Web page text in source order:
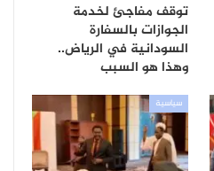
توقف مفاجئ لخدمة
الجوازات بالسفارة
السودانية في الرياض..
وهذا هو السبب
سياسية